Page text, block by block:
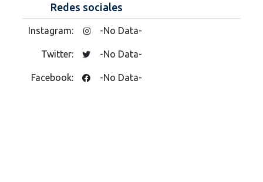
Redes sociales
Instagram: -No Data-
Twitter: -No Data-
Facebook: -No Data-